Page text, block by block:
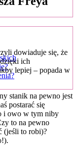
dowiaduje się, że
ich
lepiej – popada w
stanik na pewno jest
postarać się
i owo w tym niby
to na pewno
(jeśli to robi)?